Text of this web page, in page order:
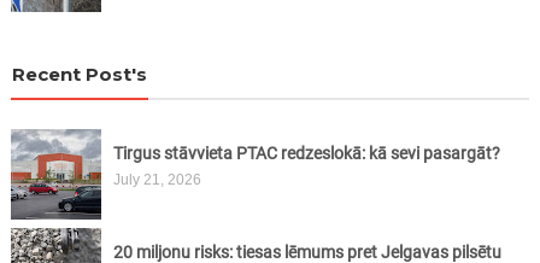
Recent Post's
Tirgus stāvvieta PTAC redzeslokā: kā sevi pasargāt?
July 21, 2026
20 miljonu risks: tiesas lēmums pret Jelgavas pilsētu